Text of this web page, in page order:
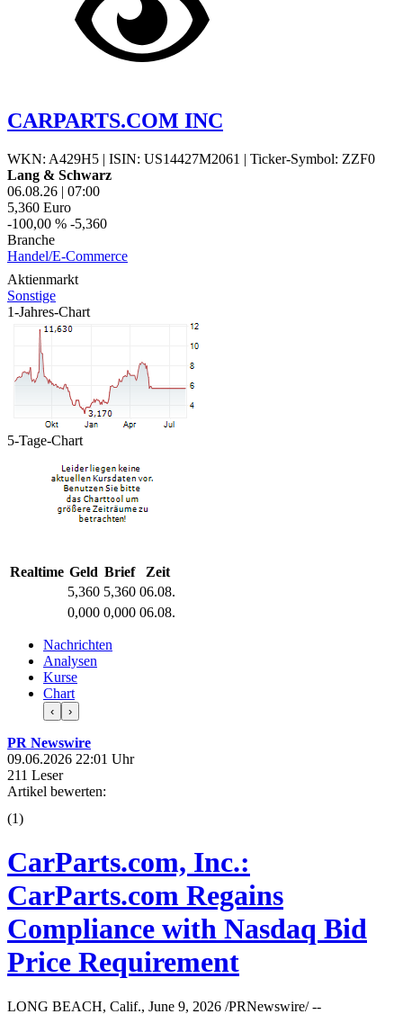
CARPARTS.COM INC
WKN: A429H5 | ISIN: US14427M2061 | Ticker-Symbol: ZZF0
Lang & Schwarz
06.08.26 | 07:00
5,360 Euro
-100,00 % -5,360
Branche
Handel/E-Commerce
Aktienmarkt
Sonstige
1-Jahres-Chart
5-Tage-Chart
Realtime Geld Brief
Zeit
5,360 5,360 06.08.
0,000 0,000 06.08.
Nachrichten
Analysen
Kurse
Chart
‹ ›
PR Newswire
09.06.2026 22:01 Uhr
211 Leser
Artikel bewerten:
(1)
CarParts.com, Inc.:
CarParts.com Regains
Compliance with Nasdaq Bid
Price Requirement
LONG BEACH, Calif., June 9, 2026 /PRNewswire/ --